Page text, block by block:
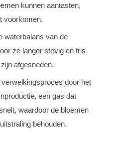
kunnen aantasten,
voorkomen.
waterbalans van de
ze langer stevig en fris
afgesneden.
door het
een gas dat
waardoor de bloemen
behouden.